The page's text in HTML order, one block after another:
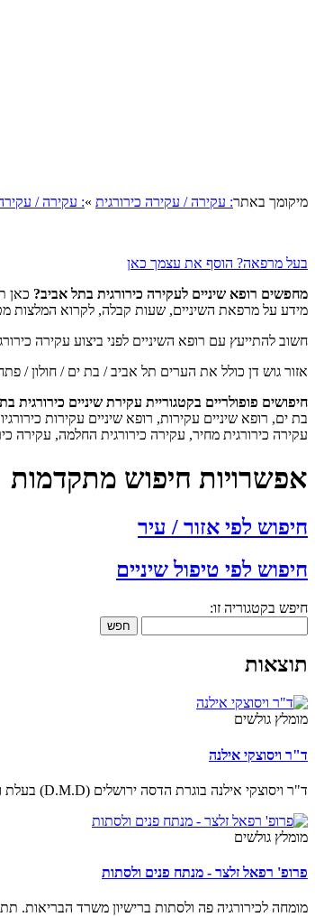
מיקומך באתר: עקירה / עקירה כירורגית »: עקירה /
בעל מרפאה? הוסף את עצמך כאן
מחפשים רופא שיניים לעקירה כירורגית בתל אביב? כאן
מידע על מרפאת השיניים, שעות קבלה, לקרוא המלצות
חשוב להתייעץ עם רופא השיניים לפני ביצוע עקירה
אזור גוש דן כולל את הערים תל אביב / בת ים / חולון /
חיפושים פופולריים בקטגוריית עקירת שיניים כירורגית
בת ים, רופא שיניים עקירות, רופא שיניים עקירות
עקירה כירורגית מחיר, עקירה כירורגית החלמה, עקירה
אפשרויות חיפוש מתקדמות
חיפוש לפי אזור / עיר
חיפוש לפי טיפול שיניים
חיפש בקטגוריה זו:
חפש
תוצאות
מומלץ גולשים
ד"ר ויסוצקי אילנה
ד"ר ויסוצקי אילנה בוגרת הדסה ירושלים (D.M.D) בעלת וותק וניסיון יותר מ-25 שנה.
מומלץ גולשים
פרופ' רפאל זלצר - מנתח פנים ולסתות
מומחה לכירורגיה פה ולסתות ברישיון משרד הבריאות.